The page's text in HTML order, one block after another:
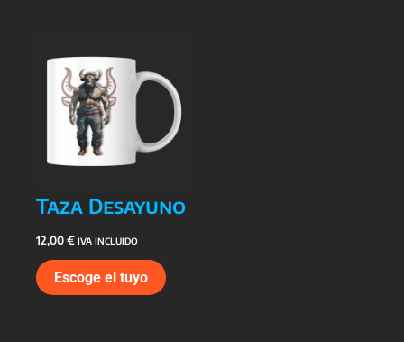
Taza Desayuno
12,00€ IVA INCLUIDO
Escoge el tuyo